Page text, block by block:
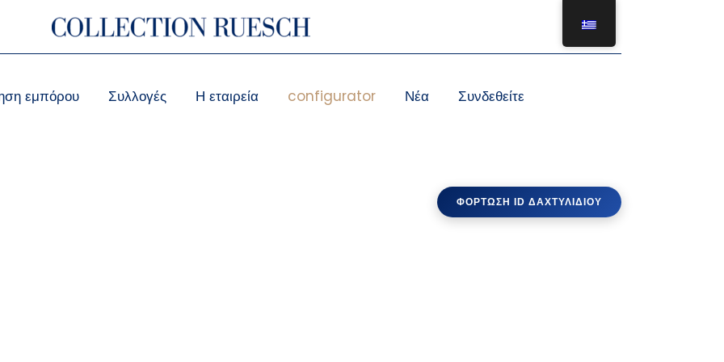
εμπόρου Συλλογές Η εταιρεία configurator Νέα Συνδεθείτε
ΦΌΡΤΩΣΗ ID ΔΑΧΤΥΛΙΔΙΟΎ